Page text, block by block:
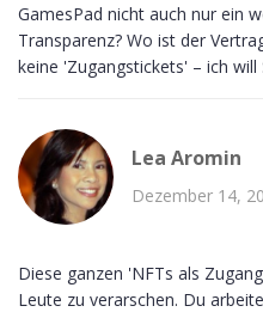
GamesPad nicht auch nur ein
Transparenz? Wo ist der
keine 'Zugangstickets' – ich will
Lea Aromin
Dezember 14,
Diese ganzen 'NFTs als
Leute zu verarschen. Du